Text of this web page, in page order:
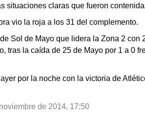
situaciones claras que fueron
vio la roja a los 31 del complemento.
Sol de Mayo que lidera la Zona 2 con
tras la caída de 25 de Mayo por 1 a 0
por la noche con la victoria de
de 2014, 17:50